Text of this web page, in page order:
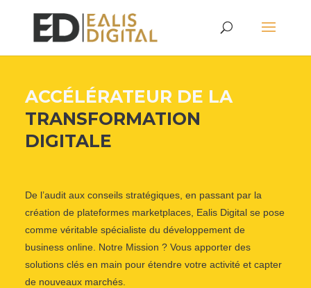
ACCÉLÉRATEUR DE LA
TRANSFORMATION
DIGITALE
De l’audit aux conseils stratégiques, en passant par la
création de plateformes marketplaces, Ealis Digital se pose
comme véritable spécialiste du développement de
business online. Notre Mission ? Vous apporter des
solutions clés en main pour étendre votre activité et capter
de nouveaux marchés.